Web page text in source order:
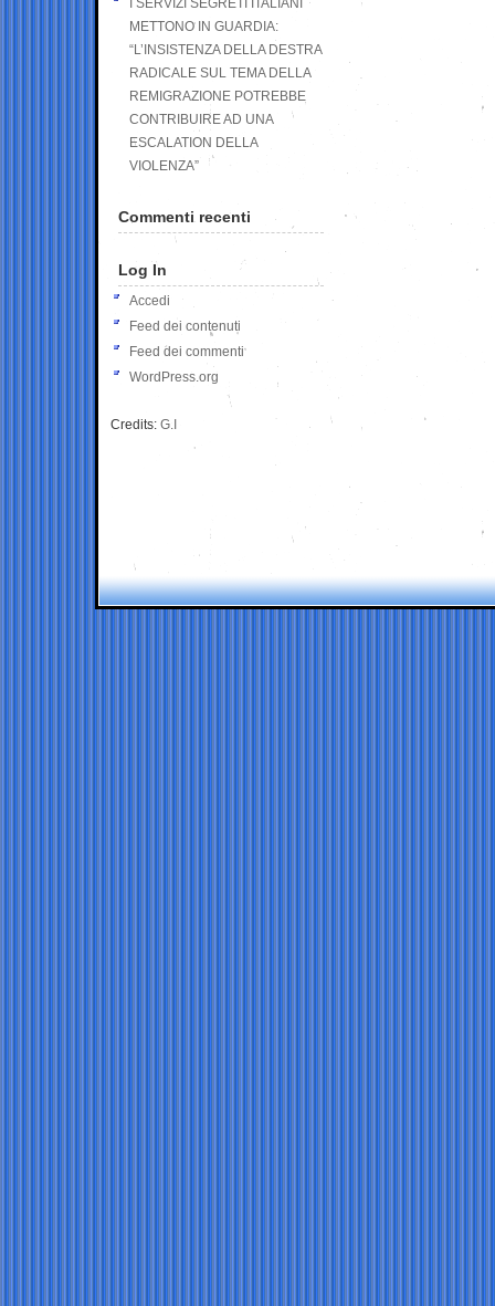
I SERVIZI SEGRETI ITALIANI
METTONO IN GUARDIA:
“L’INSISTENZA DELLA DESTRA
RADICALE SUL TEMA DELLA
REMIGRAZIONE POTREBBE
CONTRIBUIRE AD UNA
ESCALATION DELLA
VIOLENZA”
Commenti recenti
Log In
Accedi
Feed dei contenuti
Feed dei commenti
WordPress.org
Credits: G.I